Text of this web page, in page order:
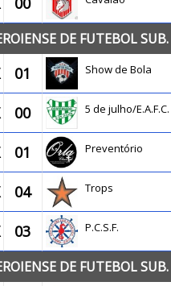
DE FUTEBOL
01 Show de Bola
00 5 de julho/E.A.F.C.
01 Preventório
04 Trops
03 P.C.S.F.
DE FUTEBOL